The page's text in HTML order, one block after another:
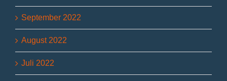
September 2022
August 2022
Juli 2022